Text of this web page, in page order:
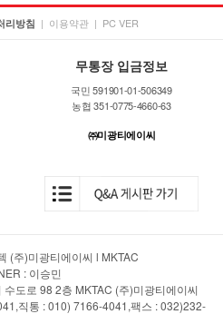
리방침 | 이용약관 | PC VER
무통장 입금정보
국민 591901-01-506349
농협 351-0775-4660-63
㈜미광티에이씨
(주)미광티에이씨 l MKTAC
: 이승민
도로 98 2층 MKTAC (주)미광티에이씨
직통 : 010) 7166-4041,팩스 : 032)232-